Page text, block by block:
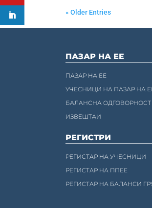
« Older Entries
ПАЗАР НА ЕЕ
ПАЗАР НА ЕЕ
УЧЕСНИЦИ НА ПАЗАР НА
БАЛАНСНА ОДГОВОРНОСТ
ИЗВЕШТАИ
РЕГИСТРИ
РЕГИСТАР НА УЧЕСНИЦИ
РЕГИСТАР НА ППЕЕ
РЕГИСТАР НА БАЛАНСИ